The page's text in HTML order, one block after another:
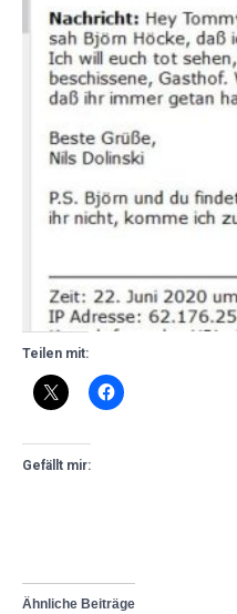
Teilen mit:
Gefällt mir:
Ähnliche Beiträge